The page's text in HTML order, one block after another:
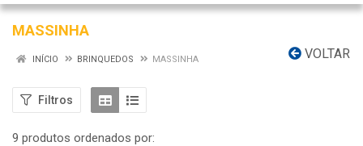
MASSINHA
VOLTAR
INÍCIO BRINQUEDOS MASSINHA
Filtros
9 produtos ordenados por: